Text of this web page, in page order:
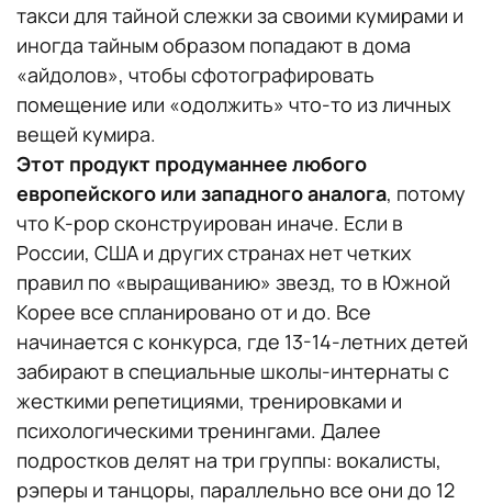
такси для тайной слежки за своими кумирами и
иногда тайным образом попадают в дома
«айдолов», чтобы сфотографировать
помещение или «одолжить» что-то из личных
вещей кумира.
Этот продукт продуманнее любого
европейского или западного аналога, потому
что К-pop сконструирован иначе. Если в
России, США и других странах нет четких
правил по «выращиванию» звезд, то в Южной
Корее все спланировано от и до. Все
начинается с конкурса, где 13-14-летних детей
забирают в специальные школы-интернаты с
жесткими репетициями, тренировками и
психологическими тренингами. Далее
подростков делят на три группы: вокалисты,
рэперы и танцоры, параллельно все они до 12